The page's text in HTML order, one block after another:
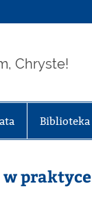
Chryste!
Biblioteka
w praktyce